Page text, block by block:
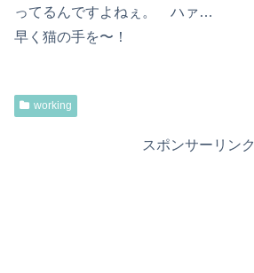
ってるんですよねぇ。 ハァ…
早く猫の手を〜！
working
スポンサーリンク